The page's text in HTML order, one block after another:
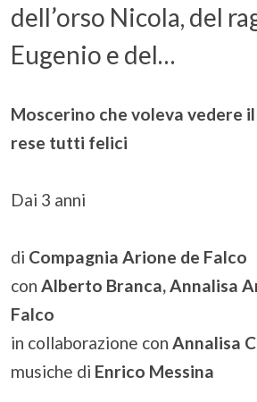
dell’orso Nicola, del
Eugenio e del…
Moscerino che voleva vedere
rese tutti felici
Dai 3 anni
di Compagnia Arione de Falco
con Alberto Branca, Annalisa
Falco
in collaborazione con Annalisa
musiche di Enrico Messina